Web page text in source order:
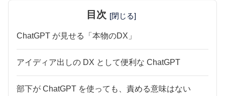
目次 [閉じる]
ChatGPT が見せる「本物のDX」
アイディア出しの DX として便利な ChatGPT
部下が ChatGPT を使っても、責める意味はない